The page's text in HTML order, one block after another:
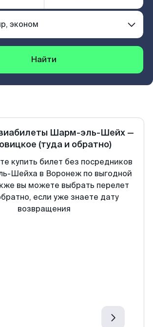
Найти
Шарм-эль-Шейх —
(туда и обратно)
купить билет без посредников
Шейха в Воронеж по выгодной
вы можете выбрать перелет
если уже знаете дату
возвращения